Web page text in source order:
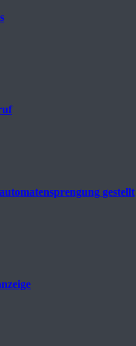
gestellt